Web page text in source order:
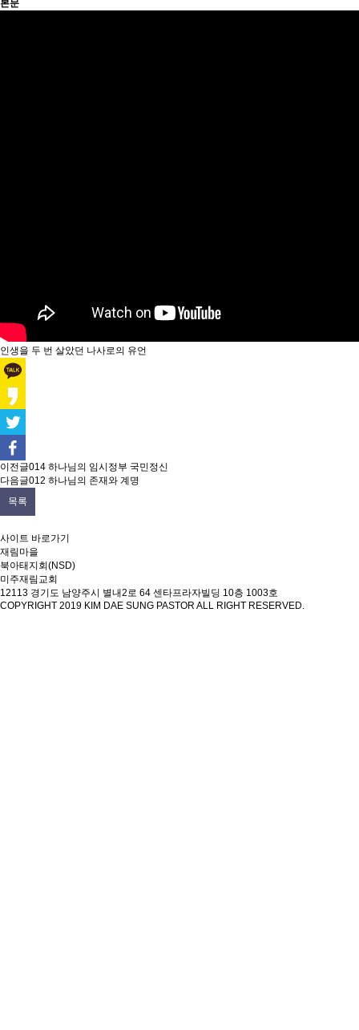
본문
인생을 두 번 살았던 나사로의 유언
이전글014 하나님의 임시정부 국민정신
다음글012 하나님의 존재와 계명
목록
사이트 바로가기
재림마을
북아태지회(NSD)
미주재림교회
12113 경기도 남양주시 별내2로 64 센타프라자빌딩 10층 1003호
COPYRIGHT 2019 KIM DAE SUNG PASTOR ALL RIGHT RESERVED.